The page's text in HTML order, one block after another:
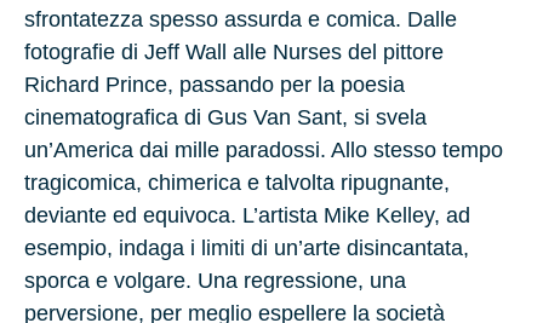
sfrontatezza spesso assurda e comica. Dalle
fotografie di Jeff Wall alle Nurses del pittore
Richard Prince, passando per la poesia
cinematografica di Gus Van Sant, si svela
un’America dai mille paradossi. Allo stesso tempo
tragicomica, chimerica e talvolta ripugnante,
deviante ed equivoca. L’artista Mike Kelley, ad
esempio, indaga i limiti di un’arte disincantata,
sporca e volgare. Una regressione, una
perversione, per meglio espellere la società